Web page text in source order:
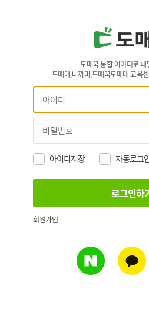
도매꾹 통합 아이디로 패
도매매,나까마,도매꾹도매매 교육
아이디저장 자동로그
회원가입